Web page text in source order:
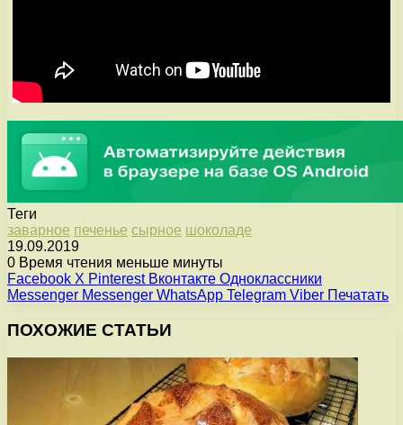
Теги
заварное печенье сырное шоколаде
19.09.2019
0 Время чтения меньше минуты
Facebook X Pinterest Вконтакте Одноклассники
Messenger Messenger WhatsApp Telegram Viber Печатать
ПОХОЖИЕ СТАТЬИ